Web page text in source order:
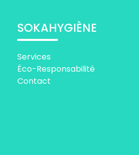
SOKAHYGIÈNE
Services
Éco-Responsabilité
Contact